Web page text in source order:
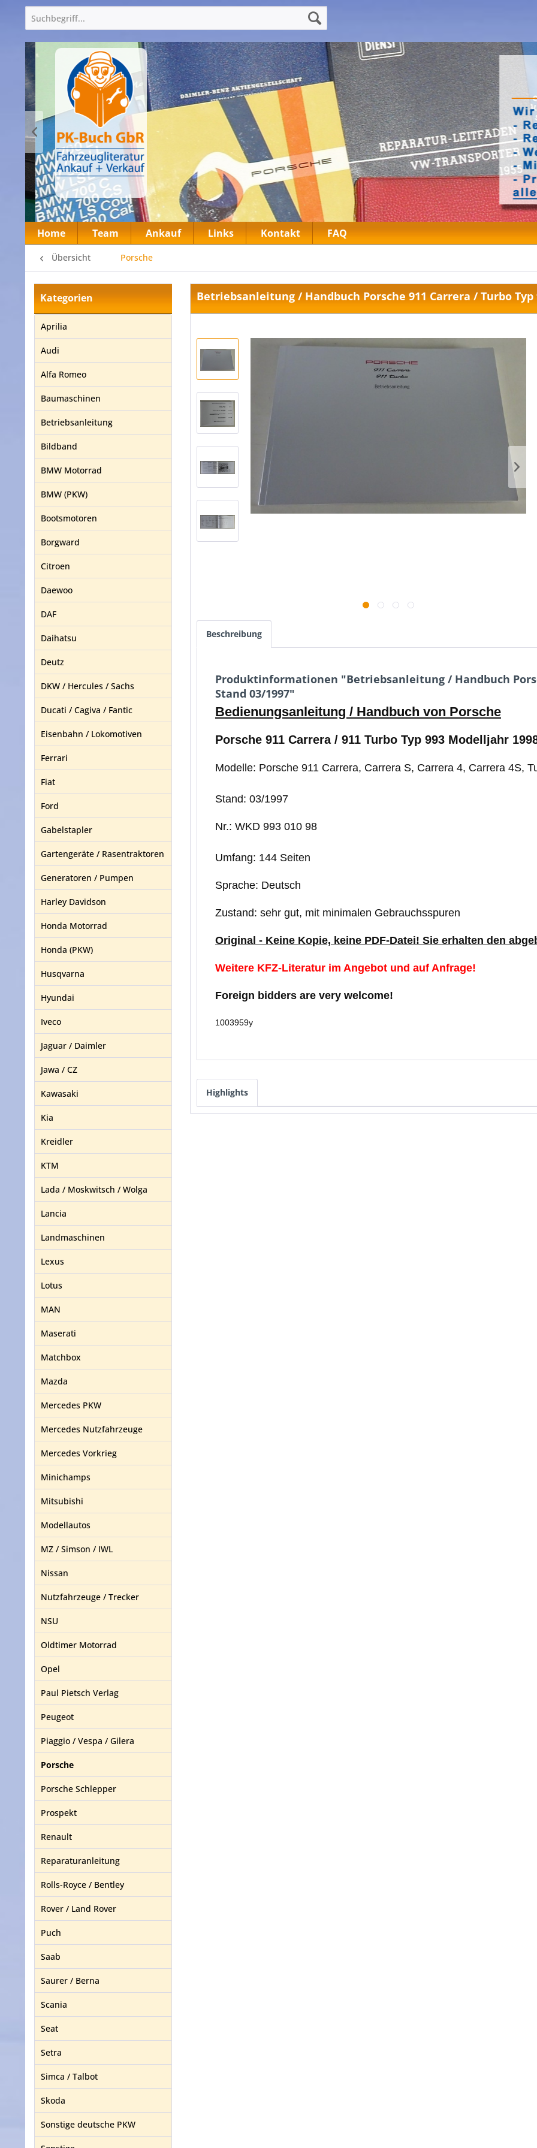
Home Team Ankauf Links Kontakt FAQ
Übersicht Porsche
Kategorien
Aprilia
Audi
Alfa Romeo
Baumaschinen
Betriebsanleitung
Bildband
BMW Motorrad
BMW (PKW)
Bootsmotoren
Borgward
Citroen
Daewoo
DAF
Daihatsu
Deutz
DKW / Hercules / Sachs
Ducati / Cagiva / Fantic
Eisenbahn / Lokomotiven
Ferrari
Fiat
Ford
Gabelstapler
Gartengeräte / Rasentraktoren
Generatoren / Pumpen
Harley Davidson
Honda Motorrad
Honda (PKW)
Husqvarna
Hyundai
Iveco
Jaguar / Daimler
Jawa / CZ
Kawasaki
Kia
Kreidler
KTM
Lada / Moskwitsch / Wolga
Lancia
Landmaschinen
Lexus
Lotus
MAN
Maserati
Matchbox
Mazda
Mercedes PKW
Mercedes Nutzfahrzeuge
Mercedes Vorkrieg
Minichamps
Mitsubishi
Modellautos
MZ / Simson / IWL
Nissan
Nutzfahrzeuge / Trecker
NSU
Oldtimer Motorrad
Opel
Paul Pietsch Verlag
Peugeot
Piaggio / Vespa / Gilera
Porsche
Porsche Schlepper
Prospekt
Renault
Reparaturanleitung
Rolls-Royce / Bentley
Rover / Land Rover
Puch
Saab
Saurer / Berna
Scania
Seat
Setra
Simca / Talbot
Skoda
Sonstige deutsche PKW
Betriebsanleitung / Handbuch Porsche 911 Carrera / Turbo Typ
Beschreibung
Produktinformationen "Betriebsanleitung / Handbuch
Stand 03/1997"
Bedienungsanleitung / Handbuch von Porsche
Porsche 911 Carrera / 911 Turbo Typ 993 Modelljahr
Modelle: Porsche 911 Carrera, Carrera S, Carrera 4, Carrera 4S,
Stand: 03/1997
Nr.: WKD 993 010 98
Umfang: 144 Seiten
Sprache: Deutsch
Zustand: sehr gut, mit minimalen Gebrauchsspuren
Original - Keine Kopie, keine PDF-Datei! Sie erhalten den
Weitere KFZ-Literatur im Angebot und auf Anfrage!
Foreign bidders are very welcome!
1003959y
Highlights